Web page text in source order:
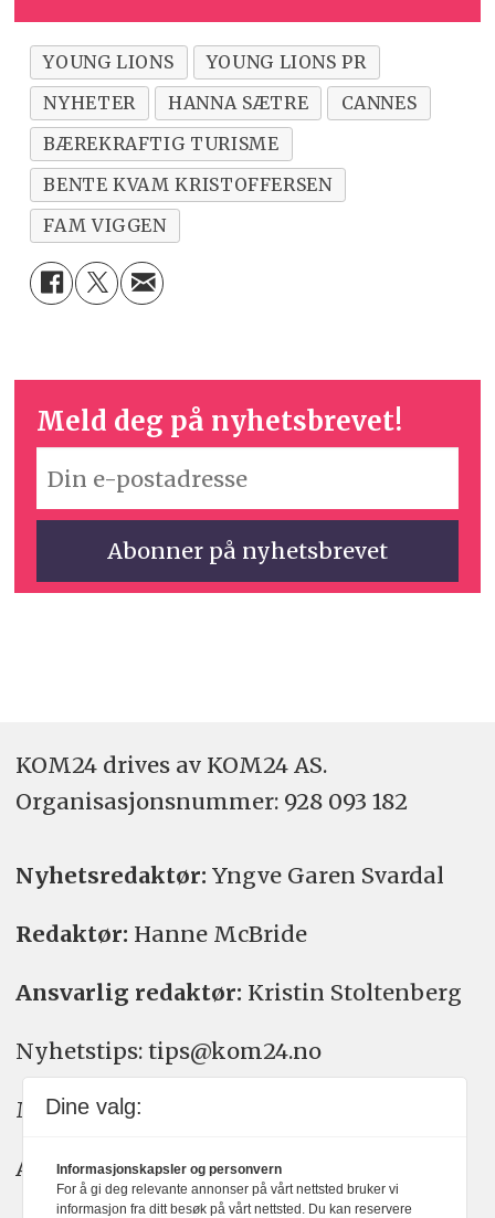
YOUNG LIONS
YOUNG LIONS PR
NYHETER
HANNA SÆTRE
CANNES
BÆREKRAFTIG TURISME
BENTE KVAM KRISTOFFERSEN
FAM VIGGEN
Meld deg på nyhetsbrevet!
KOM24 drives av KOM24 AS.
Organisasjons­nummer: 928 093 182
Nyhetsredaktør: Yngve Garen Svardal
Redaktør: Hanne McBride
Ansvarlig redaktør: Kristin Stoltenberg
Nyhetstips: tips@kom24.no
Meninger: meninger@kom24.no
Annonse: annonse@watchmedia.no
Dine valg:
Informasjonskapsler og personvern
For å gi deg relevante annonser på vårt nettsted bruker vi
informasjon fra ditt besøk på vårt nettsted. Du kan reservere